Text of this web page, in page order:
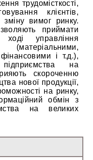
трудомісткості,
клієнтів,
зміну вимог ринку.
приймати
управління
(матеріальними,
і т.д.),
на
скороченню
нової продукції,
на ринку,
обмін з
на великих